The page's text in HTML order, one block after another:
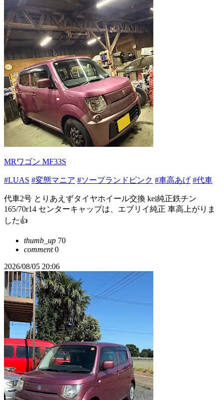
MRワゴン MF33S
#LUAS #変態マニア #ソープランドピンク #車高あげ #代車
代車2号 とりあえずタイヤホイール交換 kei純正鉄チン
165/70r14 センターキャップは、エブリイ純正 車高上がりま
した👍
thumb_up 70
comment0
2026/08/05 20:06